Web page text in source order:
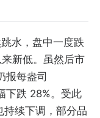
水，盘中一度跌
新低。虽然后市
报每盎司
下跌 28%。受此
续下调，部分品